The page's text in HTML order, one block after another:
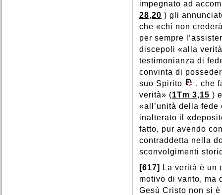
impegnato ad
28,20 ) gli
che «chi non
per sempre
discepoli «alla
testimonianza di
convinta di
suo Spirito
, che
verità» (1Tm 3,15 )
«all’unità della
inalterato il
fatto, pur avendo
contraddetta nella
sconvolgimenti
[617]
La verità è un
motivo di vanto, ma
Gesù Cristo non si